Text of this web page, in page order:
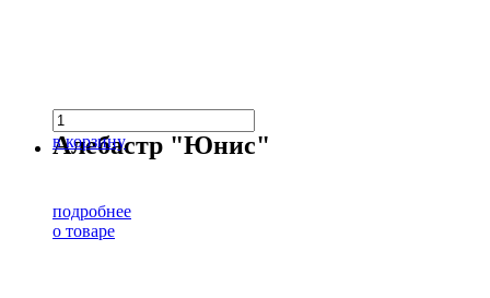
в корзину
Алебастр "Юнис"
подробнее
о товаре